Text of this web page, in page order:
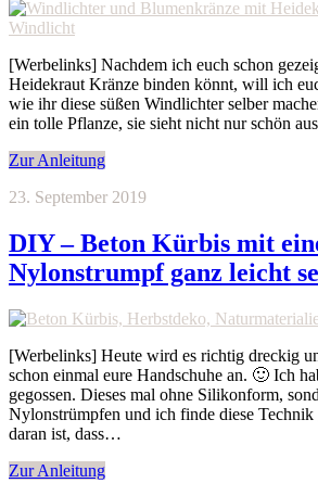
[Werbelinks] Nachdem ich euch schon
Heidekraut Kränze binden könnt, will ich
wie ihr diese süßen Windlichter selber
ein tolle Pflanze, sie sieht nicht nur schön
Zur Anleitung
23. September 2019
DIY – Beton Kürbis mit
Nylonstrumpf ganz leicht
[Werbelinks] Heute wird es richtig dreckig
schon einmal eure Handschuhe an. 🙂 Ich
gegossen. Dieses mal ohne Silikonform,
Nylonstrümpfen und ich finde diese Technik
daran ist, dass…
Zur Anleitung